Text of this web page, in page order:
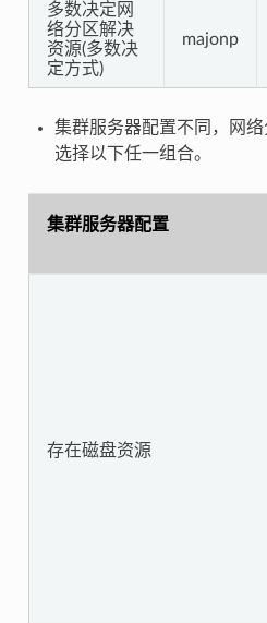
多数决定网
络分区解决
资源(多数决
定方式)
majonp
集群服务器配置不同，网
选择以下任一组合。
集群服务器配置
存在磁盘资源